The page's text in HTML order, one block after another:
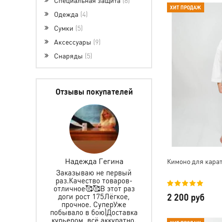
ХИТ ПРОДАЖ
Кимоно для
2 200 руб
Одежда 4
Сумки 5
Аксессуары 9
Снаряды 5
Отзывы покупателей
Надежда Гегина
Заказываю не первый
раз.Качество товаров-
отличное🥰🥰В этот раз
доги рост 175Лёгкое,
прочное. СуперУже
побывало в бою)Доставка
курьером, всё аккуратно.
Инкогнито 0627
именные пояса,
спортивный и
тренировочный
все хорошего
рекомендую